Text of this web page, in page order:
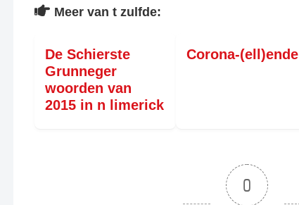
Meer van t zulfde:
De Schierste
Grunneger
woorden van
2015 in n limerick
Corona-(ell)ende
0